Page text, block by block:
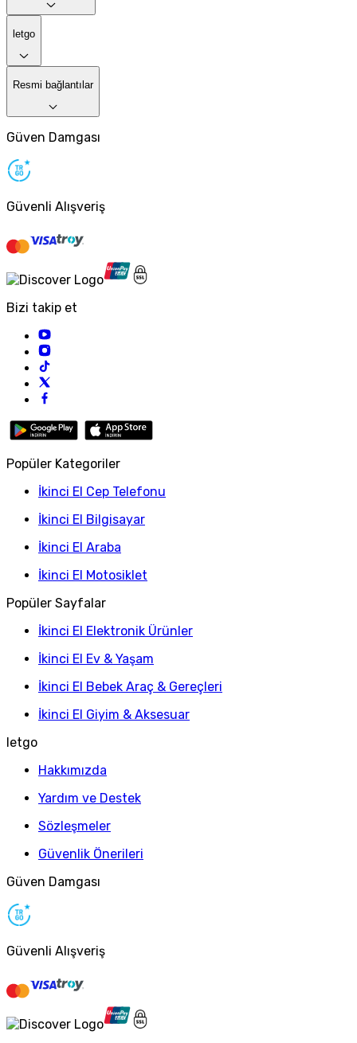
letgo
Resmi bağlantılar
Güven Damgası
Güvenli Alışveriş
Bizi takip et
Popüler Kategoriler
İkinci El Cep Telefonu
İkinci El Bilgisayar
İkinci El Araba
İkinci El Motosiklet
Popüler Sayfalar
İkinci El Elektronik Ürünler
İkinci El Ev & Yaşam
İkinci El Bebek Araç & Gereçleri
İkinci El Giyim & Aksesuar
letgo
Hakkımızda
Yardım ve Destek
Sözleşmeler
Güvenlik Önerileri
Güven Damgası
Güvenli Alışveriş